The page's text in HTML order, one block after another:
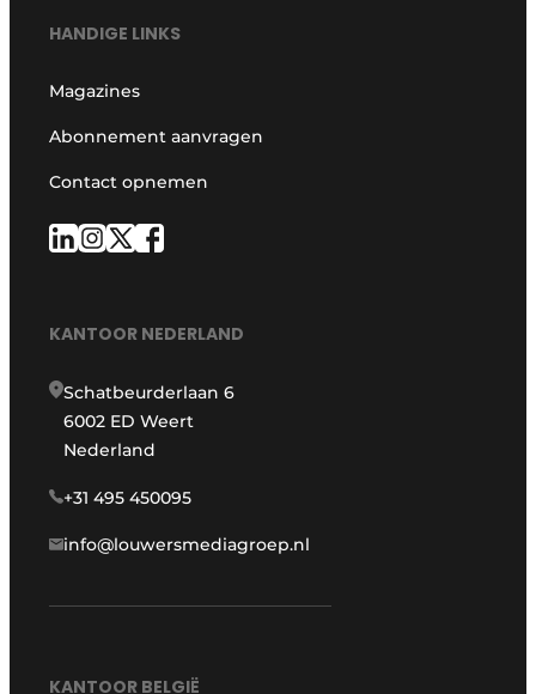
HANDIGE LINKS
Magazines
Abonnement aanvragen
Contact opnemen
KANTOOR NEDERLAND
Schatbeurderlaan 6
6002 ED Weert
Nederland
+31 495 450095
info@louwersmediagroep.nl
KANTOOR BELGIË